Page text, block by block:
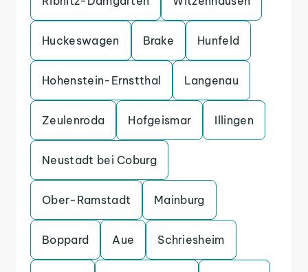
Huckeswagen Brake Hunfeld
Hohenstein-Ernstthal Langenau
Zeulenroda Hofgeismar Illingen
Neustadt bei Coburg
Ober-Ramstadt Mainburg
Boppard Aue Schriesheim